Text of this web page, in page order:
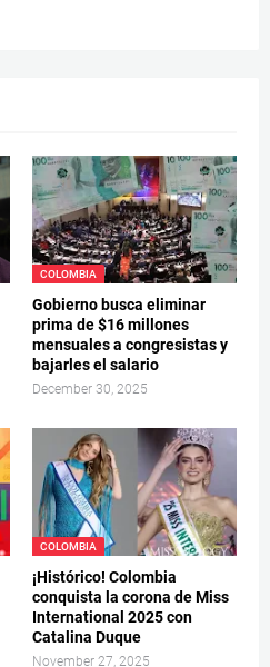
COLOMBIA
Gobierno busca eliminar
prima de $16 millones
mensuales a congresistas y
bajarles el salario
December 30, 2025
COLOMBIA
¡Histórico! Colombia
conquista la corona de Miss
International 2025 con
Catalina Duque
November 27, 2025